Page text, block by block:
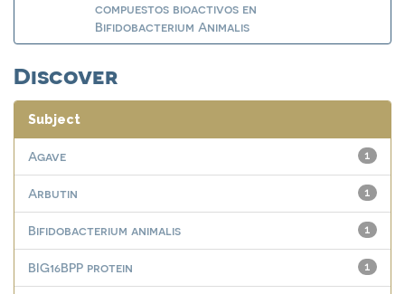
compuestos bioactivos en
Bifidobacterium Animalis
Discover
Subject
1
Agave
1
Arbutin
1
Bifidobacterium animalis
1
BIG16BPP protein